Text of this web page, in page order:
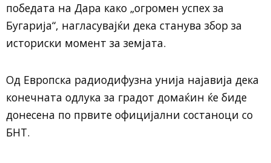
победата на Дара како „огромен успех за
Бугарија“, нагласувајќи дека станува збор за
историски момент за земјата.
Од Европска радиодифузна унија најавија дека
конечната одлука за градот домаќин ќе биде
донесена по првите официјални состаноци со
БНТ.